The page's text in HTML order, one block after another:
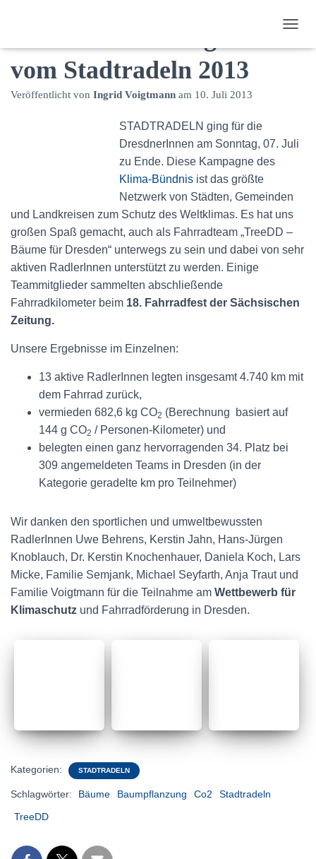
A
O
S
A
L
Team TreeDD: Ergebnisse
vom Stadtradeln 2013
Veröffentlicht von Ingrid Voigtmann am 10. Juli 2013
STADTRADELN ging für die
DresdnerInnen am Sonntag, 07. Juli
zu Ende. Diese Kampagne des
Klima-Bündnis ist das größte
Netzwerk von Städten, Gemeinden
und Landkreisen zum Schutz des Weltklimas. Es hat uns
großen Spaß gemacht, auch als Fahrradteam „TreeDD –
Bäume für Dresden“ unterwegs zu sein und dabei von sehr
aktiven RadlerInnen unterstützt zu werden. Einige
Teammitglieder sammelten abschließende
Fahrradkilometer beim 18. Fahrradfest der Sächsischen
Zeitung.
Unsere Ergebnisse im Einzelnen:
13 aktive RadlerInnen legten insgesamt 4.740 km mit
dem Fahrrad zurück,
vermieden 682,6 kg CO2 (Berechnung basiert auf
144 g CO2 / Personen-Kilometer) und
belegten einen ganz hervorragenden 34. Platz bei
309 angemeldeten Teams in Dresden (in der
Kategorie geradelte km pro Teilnehmer)
Wir danken den sportlichen und umweltbewussten
RadlerInnen Uwe Behrens, Kerstin Jahn, Hans-Jürgen
Knoblauch, Dr. Kerstin Knochenhauer, Daniela Koch, Lars
Micke, Familie Semjank, Michael Seyfarth, Anja Traut und
Familie Voigtmann für die Teilnahme am Wettbewerb für
Klimaschutz und Fahrradförderung in Dresden.
Kategorien: STADTRADELN
Schlagwörter: Bäume Baumpflanzung Co2
Stadtradeln
TreeDD